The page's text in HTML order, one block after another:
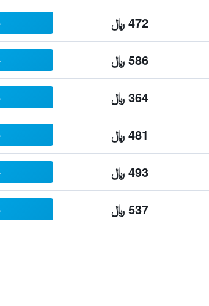
472 ﷼
586 ﷼
364 ﷼
481 ﷼
493 ﷼
537 ﷼